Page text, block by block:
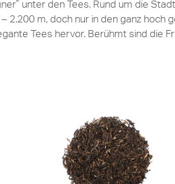
unter den Tees. Rund um die
2.200 m, doch nur in den ganz hoch
Tees hervor. Berühmt sind die